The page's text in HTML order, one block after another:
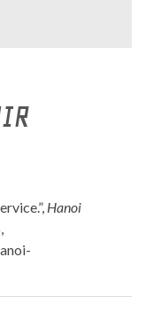
Hanoi